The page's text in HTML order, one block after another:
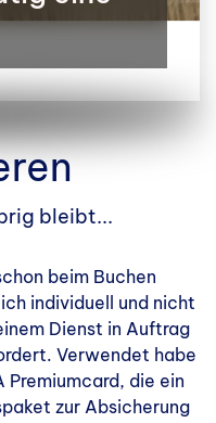
bleibt...
beim Buchen
individuell und nicht
Dienst in Auftrag
Verwendet habe
Premiumcard, die ein
zur Absicherung